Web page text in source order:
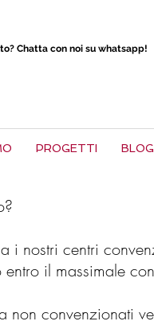
Chatta con noi su whatsapp!
PROGETTI BLOG
i nostri centri
il massimale
non convenzionati